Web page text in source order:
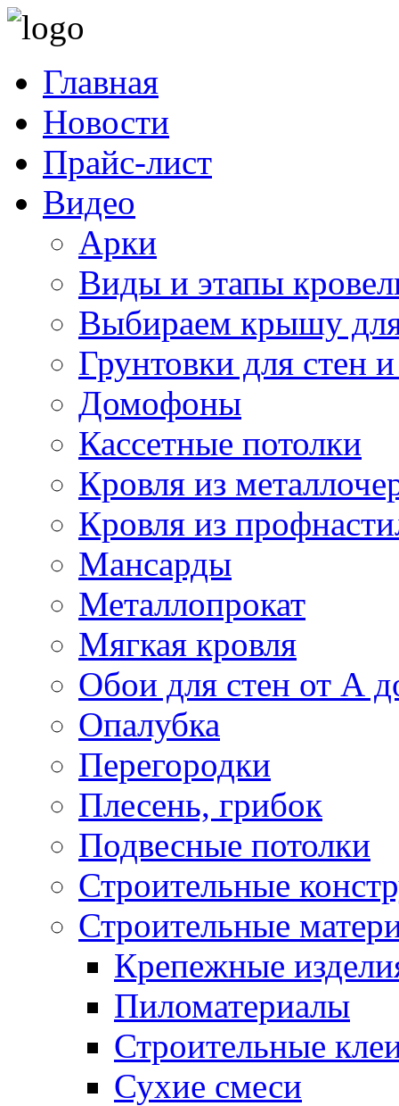
Главная
Новости
Прайс-лист
Видео
Арки
Виды и этапы
Выбираем крышу
Грунтовки для стен
Домофоны
Кассетные потолки
Кровля из
Кровля из
Мансарды
Металлопрокат
Мягкая кровля
Обои для стен от А
Опалубка
Перегородки
Плесень, грибок
Подвесные потолки
Строительные
Строительные
Крепежные
Пиломатериалы
Строительные
Сухие смеси